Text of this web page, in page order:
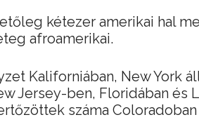
kétezer amerikai hal
afroamerikai.
Kaliforniában, New York
Jersey-ben, Floridában és
száma